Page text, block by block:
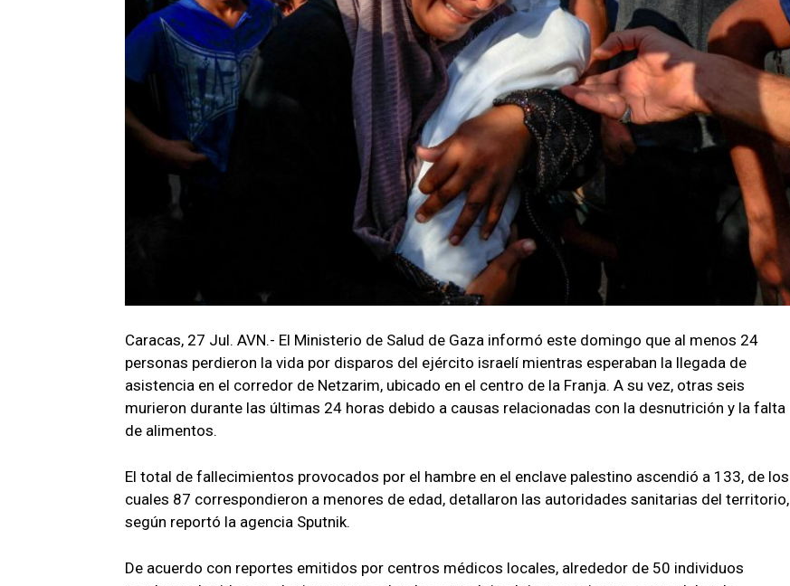
Caracas, 27 Jul. AVN.- El Ministerio de Salud de Gaza informó este domingo que al menos 24
personas perdieron la vida por disparos del ejército israelí mientras esperaban la llegada de
asistencia en el corredor de Netzarim, ubicado en el centro de la Franja. A su vez, otras seis
murieron durante las últimas 24 horas debido a causas relacionadas con la desnutrición y la falta
de alimentos.
El total de fallecimientos provocados por el hambre en el enclave palestino ascendió a 133, de los
cuales 87 correspondieron a menores de edad, detallaron las autoridades sanitarias del territorio,
según reportó la agencia Sputnik.
De acuerdo con reportes emitidos por centros médicos locales, alrededor de 50 individuos